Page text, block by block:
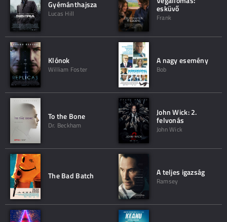
Gyémánthajsza
Lucas Hill esküvő
Frank
Klónok
William Foster
A nagy esemény
Bob
To the Bone
Dr. Beckham
John Wick: 2.
felvonás
John Wick
The Bad Batch A teljes igazság
Ramsey